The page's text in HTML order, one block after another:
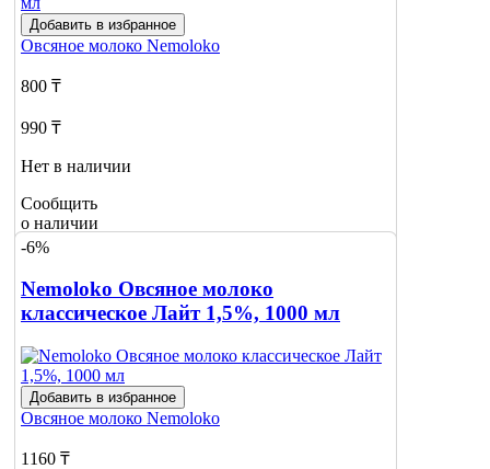
Добавить в избранное
Овсяное молоко Nemoloko
800 ₸
990 ₸
Нет в наличии
Сообщить
о наличии
-6%
Nemoloko Овсяное молоко
классическое Лайт 1,5%, 1000 мл
Добавить в избранное
Овсяное молоко Nemoloko
1160 ₸